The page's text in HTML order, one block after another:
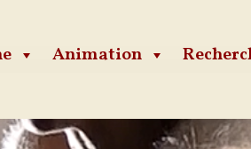
Animation